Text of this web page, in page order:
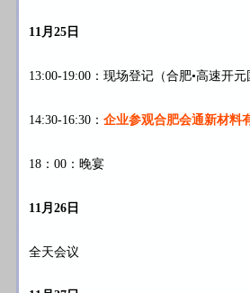
11月25日
13:00-19:00：现场登记（合肥•高速开元
14:30-16:30： 企业参观合肥会通新材料
18：00：晚宴
11月26日
全天会议